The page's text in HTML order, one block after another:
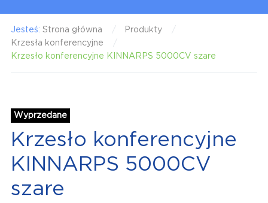
Jesteś: Strona główna
Produkty
Krzesła konferencyjne
Krzesło konferencyjne KINNARPS 5000CV szare
Wyprzedane
Krzesło konferencyjne
KINNARPS 5000CV
szare